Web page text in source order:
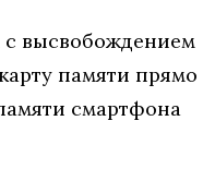
с высвобождением
памяти прямо
смартфона